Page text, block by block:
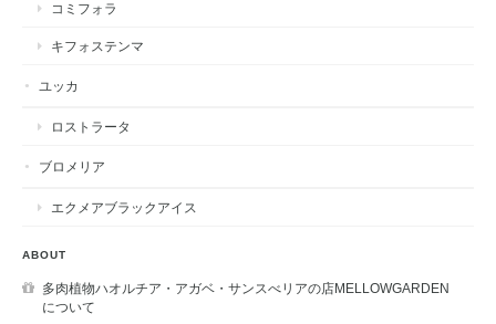
コミフォラ
キフォステンマ
ユッカ
ロストラータ
ブロメリア
エクメアブラックアイス
ABOUT
多肉植物ハオルチア・アガベ・サンスべリアの店MELLOWGARDEN
について